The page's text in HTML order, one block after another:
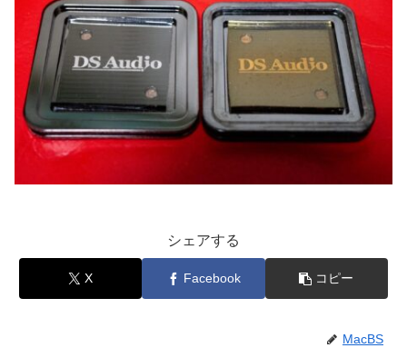
シェアする
X Facebook コピー
MacBS